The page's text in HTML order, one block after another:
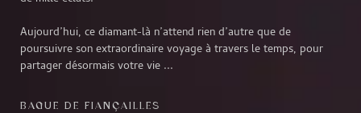
Aujourd’hui, ce diamant-là n’attend rien d’autre que de
poursuivre son extraordinaire voyage à travers le temps, pour
partager désormais votre vie ...
BAGUE DE FIANÇAILLES